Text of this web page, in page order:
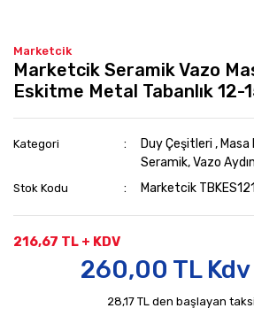
Marketcik
Marketcik Seramik Vazo
Eskitme Metal Tabanlık 12-
Kategori Duy Çeşitleri , Masa
Seramik, Vazo
Stok Kodu Marketcik
216,67 TL + KDV
260,00 TL
28,17 TL den başlayan